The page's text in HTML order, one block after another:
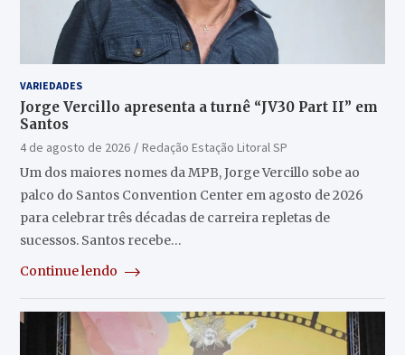
VARIEDADES
Jorge Vercillo apresenta a turnê “JV30 Part II” em
Santos
4 de agosto de 2026
Redação Estação Litoral SP
Um dos maiores nomes da MPB, Jorge Vercillo sobe ao
palco do Santos Convention Center em agosto de 2026
para celebrar três décadas de carreira repletas de
sucessos. Santos recebe…
Continue lendo